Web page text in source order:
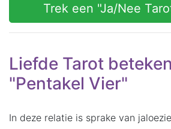
Trek een "Ja/Nee
Liefde Tarot
"Pentakel Vier"
In deze relatie is sprake van